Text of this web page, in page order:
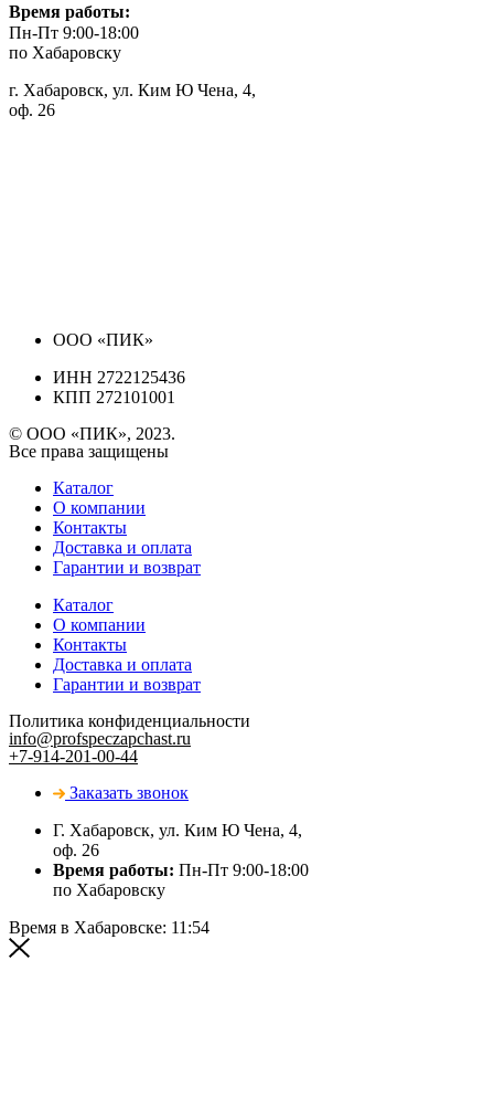
Время работы:
Пн-Пт 9:00-18:00
по Хабаровску
г. Хабаровск, ул. Ким Ю Чена, 4,
оф. 26
ООО «ПИК»
ИНН 2722125436
КПП 272101001
© ООО «ПИК», 2023.
Все права защищены
Каталог
О компании
Контакты
Доставка и оплата
Гарантии и возврат
Каталог
О компании
Контакты
Доставка и оплата
Гарантии и возврат
Политика конфиденциальности
info@profspeczapchast.ru
+7-914-201-00-44
Заказать звонок
Г. Хабаровск, ул. Ким Ю Чена, 4,
оф. 26
Время работы: Пн-Пт 9:00-18:00
по Хабаровску
Время в Хабаровске: 11:54